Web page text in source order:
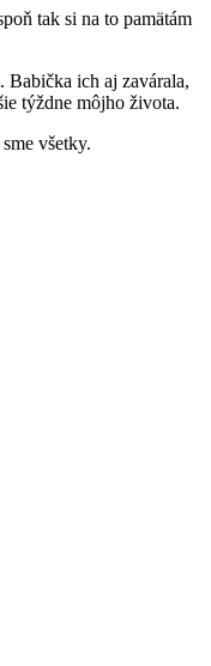
tak si na to pamätám
Babička ich aj zavárala,
týždne môjho života.
všetky.